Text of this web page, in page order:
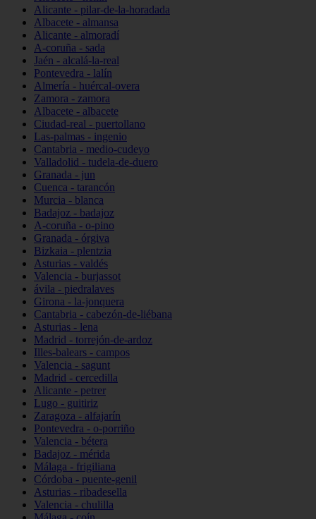
Alicante - pilar-de-la-horadada
Albacete - almansa
Alicante - almoradí
A-coruña - sada
Jaén - alcalá-la-real
Pontevedra - lalín
Almería - huércal-overa
Zamora - zamora
Albacete - albacete
Ciudad-real - puertollano
Las-palmas - ingenio
Cantabria - medio-cudeyo
Valladolid - tudela-de-duero
Granada - jun
Cuenca - tarancón
Murcia - blanca
Badajoz - badajoz
A-coruña - o-pino
Granada - órgiva
Bizkaia - plentzia
Asturias - valdés
Valencia - burjassot
ávila - piedralaves
Girona - la-jonquera
Cantabria - cabezón-de-liébana
Asturias - lena
Madrid - torrejón-de-ardoz
Illes-balears - campos
Valencia - sagunt
Madrid - cercedilla
Alicante - petrer
Lugo - guitiriz
Zaragoza - alfajarín
Pontevedra - o-porriño
Valencia - bétera
Badajoz - mérida
Málaga - frigiliana
Córdoba - puente-genil
Asturias - ribadesella
Valencia - chulilla